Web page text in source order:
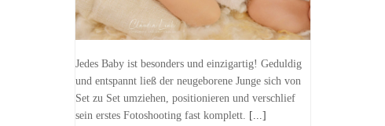
Jedes Baby ist besonders und einzigartig! Geduldig
und entspannt ließ der neugeborene Junge sich von
Set zu Set umziehen, positionieren und verschlief
sein erstes Fotoshooting fast komplett. [...]